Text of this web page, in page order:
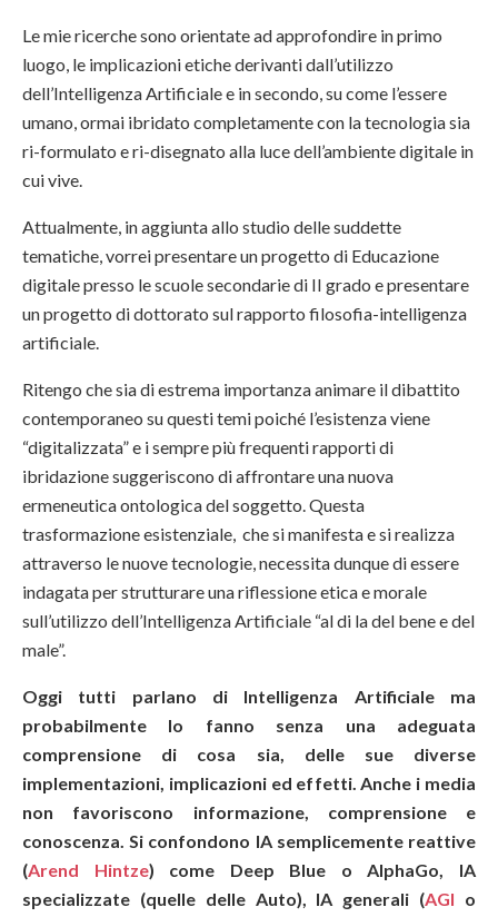
Le mie ricerche sono orientate ad approfondire in primo
luogo, le implicazioni etiche derivanti dall’utilizzo
dell’Intelligenza Artificiale e in secondo, su come l’essere
umano, ormai ibridato completamente con la tecnologia sia
ri-formulato e ri-disegnato alla luce dell’ambiente digitale in
cui vive.
Attualmente, in aggiunta allo studio delle suddette
tematiche, vorrei presentare un progetto di Educazione
digitale presso le scuole secondarie di II grado e presentare
un progetto di dottorato sul rapporto filosofia-intelligenza
artificiale.
Ritengo che sia di estrema importanza animare il dibattito
contemporaneo su questi temi poiché l’esistenza viene
“digitalizzata” e i sempre più frequenti rapporti di
ibridazione suggeriscono di affrontare una nuova
ermeneutica ontologica del soggetto. Questa
trasformazione esistenziale, che si manifesta e si realizza
attraverso le nuove tecnologie, necessita dunque di essere
indagata per strutturare una riflessione etica e morale
sull’utilizzo dell’Intelligenza Artificiale “al di la del bene e del
male”.
Oggi tutti parlano di Intelligenza Artificiale ma
probabilmente lo fanno senza una adeguata
comprensione di cosa sia, delle sue diverse
implementazioni, implicazioni ed effetti. Anche i media
non favoriscono informazione, comprensione e
conoscenza. Si confondono IA semplicemente reattive
(Arend Hintze) come Deep Blue o AlphaGo, IA
specializzate (quelle delle Auto), IA generali (AGI o